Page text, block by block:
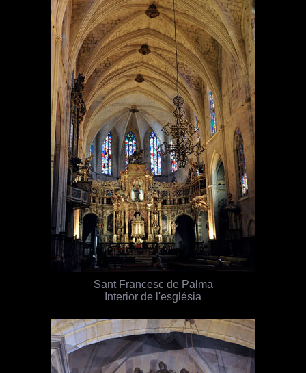
Sant Francesc de Palma
Interior de l'església